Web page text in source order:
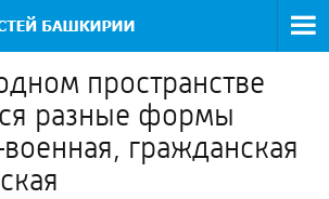
пространстве
разные формы
гражданская